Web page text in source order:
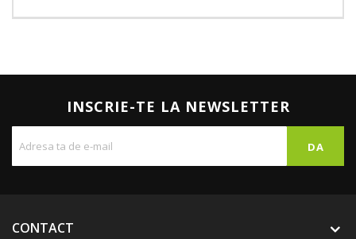
INSCRIE-TE LA NEWSLETTER
CONTACT